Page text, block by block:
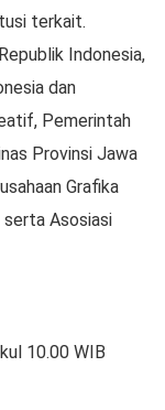
terkait.
Indonesia,
dan
Pemerintah
Provinsi Jawa
Grafika
serta Asosiasi
10.00 WIB